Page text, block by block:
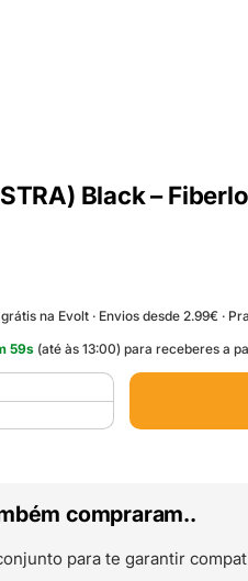
Black –
na Evolt · Envios desde 2.99€ ·
57s (até às 13:00) para receberes a
compraram..
para te garantir